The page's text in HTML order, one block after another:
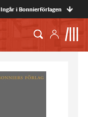
Ingår i Bonnierförlagen